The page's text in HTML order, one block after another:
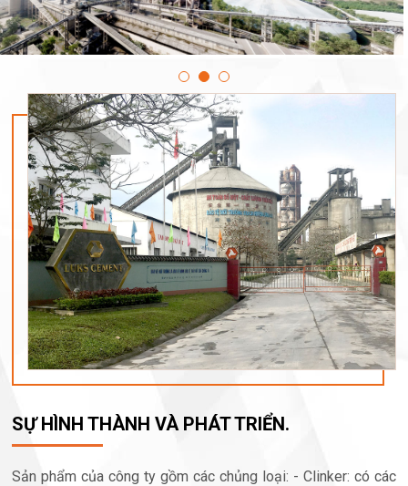
SỰ HÌNH THÀNH VÀ PHÁT TRIỂN.
Sản phẩm của công ty gồm các chủng loại: - Clinker: có các